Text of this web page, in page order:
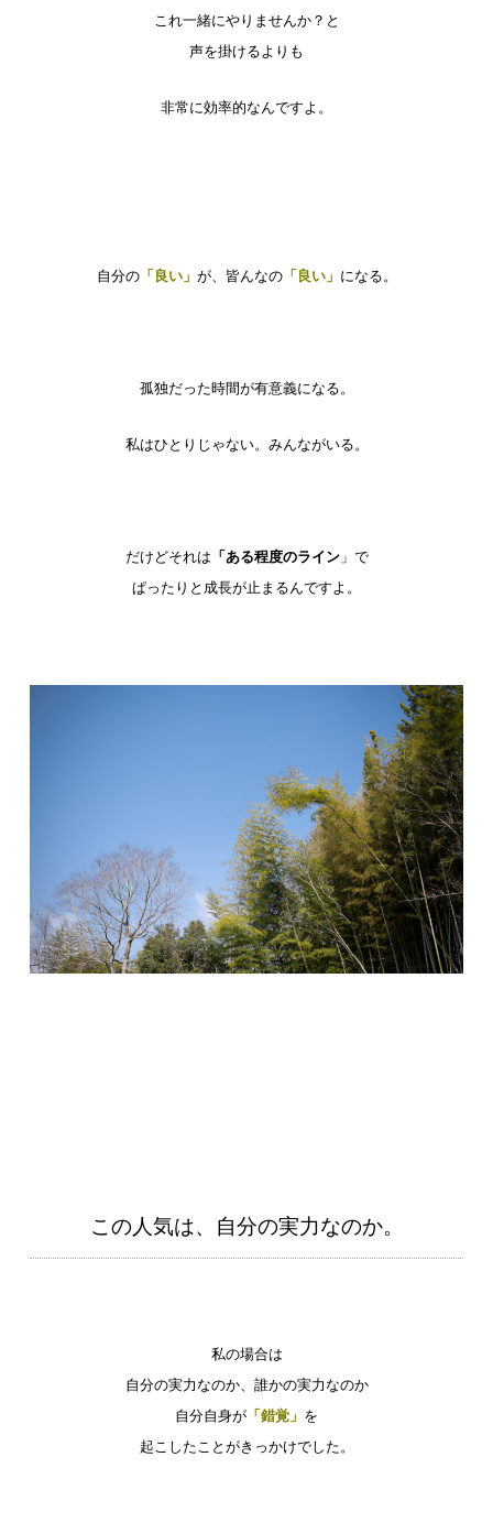
これ一緒にやりませんか？と
声を掛けるよりも
非常に効率的なんですよ。
自分の「良い」 が、皆んなの「良い」 になる。
孤独だった時間が有意義になる。
私はひとりじゃない。みんながいる。
だけどそれは 「ある程度のライン」で
ぱったりと成長が止まるんですよ。
この人気は、自分の実力なのか。
私の場合は
自分の実力なのか、誰かの実力なのか
自分自身が 「錯覚」 を
起こしたことがきっかけでした。